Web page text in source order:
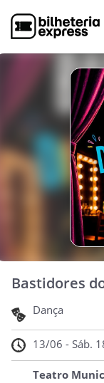
Bastidores
Dança
13/06 - Sáb.
Teatro